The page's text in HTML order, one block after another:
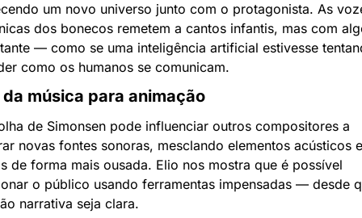
um novo universo junto com o protagonista. As
dos bonecos remetem a cantos infantis, mas com
— como se uma inteligência artificial estivesse
como os humanos se comunicam.
da música para animação
de Simonsen pode influenciar outros compositores a
novas fontes sonoras, mesclando elementos acústicos e
de forma mais ousada. Elio nos mostra que é possível
o público usando ferramentas impensadas — desde
narrativa seja clara.